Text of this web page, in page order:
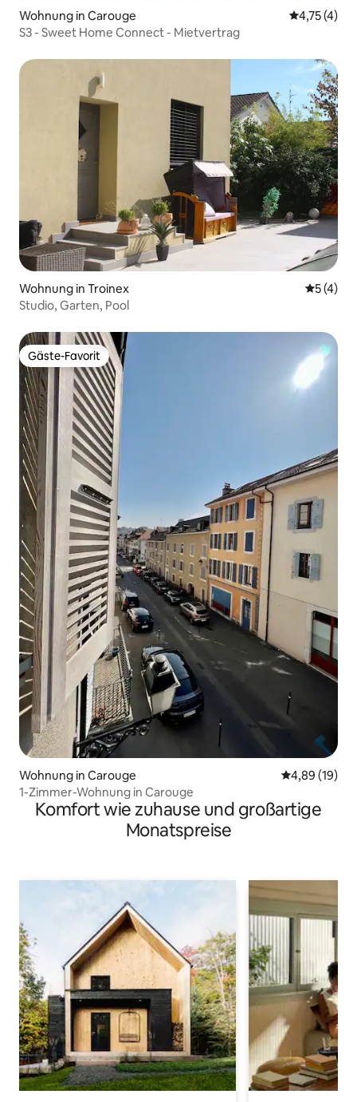
Wohnung in Carouge
4,75 (4)
S3 - Sweet Home Connect - Mietvertrag
Wohnung in Troinex
5 (4)
Studio, Garten, Pool
Gäste-Favorit
Gäste-Favorit
Wohnung in Carouge
4,89 (19)
1-Zimmer-Wohnung in Carouge
Komfort wie zuhause und großartige
Monatspreise